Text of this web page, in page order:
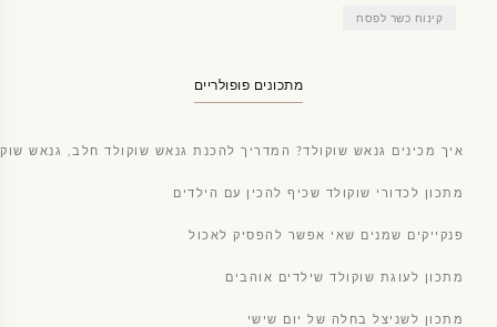
קינוח כשר לפסח
מתכונים פופולריים
איך מכינים גנאש שוקולד? המדריך להכנת גנאש שוקולד חלב, גנאש
מתכון לכדורי שוקולד שכיף להכין עם הילדים
פנקייקים שמנים שאי אפשר להפסיק לאכול
מתכון לעוגת שוקולד שילדים אוהבים
מתכון לשניצל בחלה של יום שישי